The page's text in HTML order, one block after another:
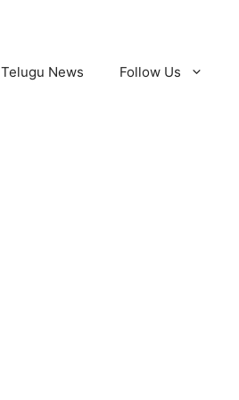
Telugu News Follow Us